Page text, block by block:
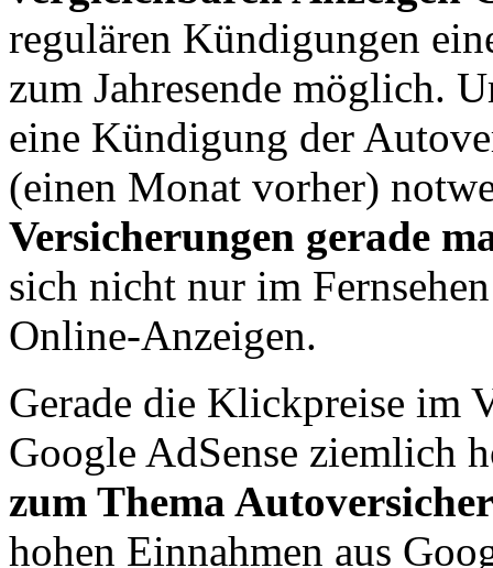
regulären Kündigungen
zum Jahresende möglich.
eine Kündigung der
(einen Monat vorher)
Versicherungen gerade
sich nicht nur im
Online-Anzeigen.
Gerade die Klickpreise im
Google AdSense ziemlich
zum Thema
hohen Einnahmen aus